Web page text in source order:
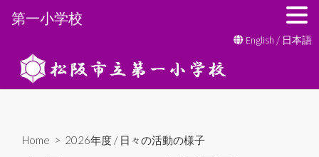
ン
English / 日本語
Home > 2026年度 / 日々の活動の様子
第一小学校